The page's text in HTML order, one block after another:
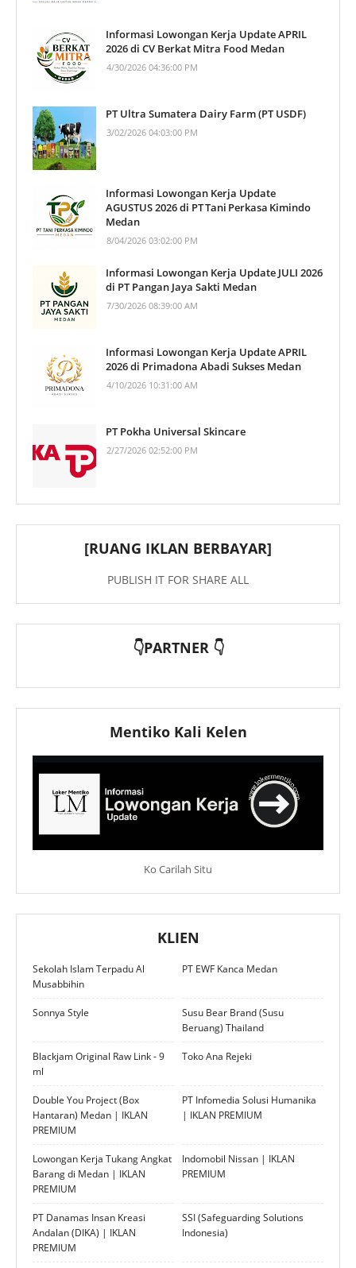
Informasi Lowongan Kerja Update APRIL
2026 di CV Berkat Mitra Food Medan
4/30/2026 04:36:00 PM
PT Ultra Sumatera Dairy Farm (PT USDF)
3/02/2026 04:03:00 PM
Informasi Lowongan Kerja Update
AGUSTUS 2026 di PT Tani Perkasa Kimindo
Medan
8/04/2026 03:02:00 PM
Informasi Lowongan Kerja Update JULI 2026
di PT Pangan Jaya Sakti Medan
7/30/2026 08:39:00 AM
Informasi Lowongan Kerja Update APRIL
2026 di Primadona Abadi Sukses Medan
4/10/2026 10:31:00 AM
PT Pokha Universal Skincare
2/27/2026 02:52:00 PM
[RUANG IKLAN BERBAYAR]
PUBLISH IT FOR SHARE ALL
👇PARTNER 👇
Mentiko Kali Kelen
Ko Carilah Situ
KLIEN
Sekolah Islam Terpadu Al
Musabbihin
PT EWF Kanca Medan
Sonnya Style
Susu Bear Brand (Susu
Beruang) Thailand
Blackjam Original Raw Link - 9
ml
Toko Ana Rejeki
Double You Project (Box
Hantaran) Medan | IKLAN
PREMIUM
PT Infomedia Solusi Humanika
| IKLAN PREMIUM
Lowongan Kerja Tukang Angkat
Barang di Medan | IKLAN
PREMIUM
Indomobil Nissan | IKLAN
PREMIUM
PT Danamas Insan Kreasi
Andalan (DIKA) | IKLAN
PREMIUM
SSI (Safeguarding Solutions
Indonesia)